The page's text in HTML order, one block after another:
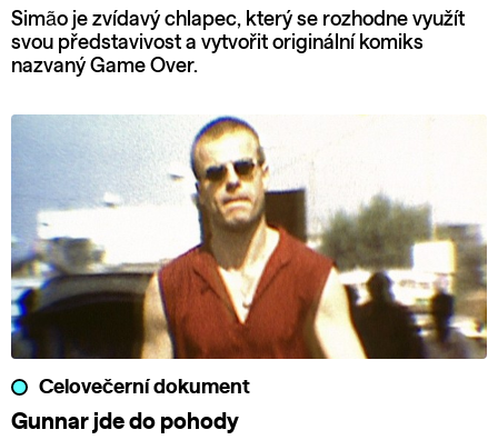
Simão je zvídavý chlapec, který se rozhodne využít
svou představivost a vytvořit originální komiks
nazvaný Game Over.
Celovečerní dokument
Gunnar jde do pohody